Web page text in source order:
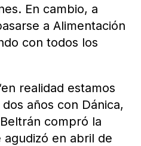
En cambio, a
a Alimentación
con todos los
realidad estamos
años con Dánica,
compró la
agudizó en abril de